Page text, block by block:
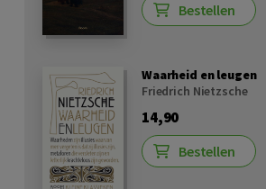
Bestellen
Waarheid en leugen
Friedrich Nietzsche
14,90
Bestellen